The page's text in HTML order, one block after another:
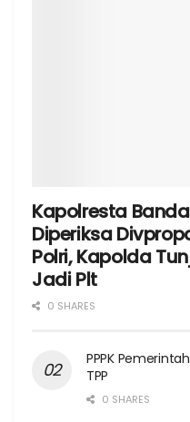
Kapolresta
Diperiksa
Polri, Kapolda
Jadi Plt
0 SHARES
PPPK
TPP
0 SHARES